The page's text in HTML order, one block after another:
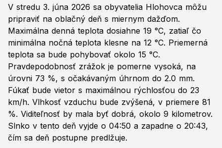
V stredu 3. júna 2026 sa obyvatelia Hlohovca môžu
pripraviť na oblačný deň s miernym dažďom.
Maximálna denná teplota dosiahne 19 °C, zatiaľ čo
minimálna nočná teplota klesne na 12 °C. Priemerná
teplota sa bude pohybovať okolo 15 °C.
Pravdepodobnosť zrážok je pomerne vysoká, na
úrovni 73 %, s očakávaným úhrnom do 2.0 mm.
Fúkať bude vietor s maximálnou rýchlosťou do 23
km/h. Vlhkosť vzduchu bude zvýšená, v priemere 81
%. Viditeľnosť by mala byť dobrá, okolo 9 kilometrov.
Slnko v tento deň vyjde o 04:50 a zapadne o 20:43,
čím sa deň postupne predlžuje.